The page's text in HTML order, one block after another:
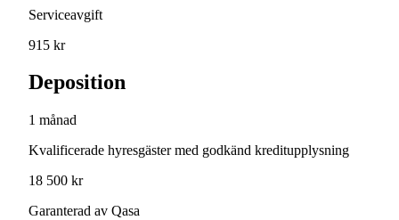
Serviceavgift
915 kr
Deposition
1 månad
Kvalificerade hyresgäster med godkänd kreditupplysning
18 500 kr
Garanterad av Qasa